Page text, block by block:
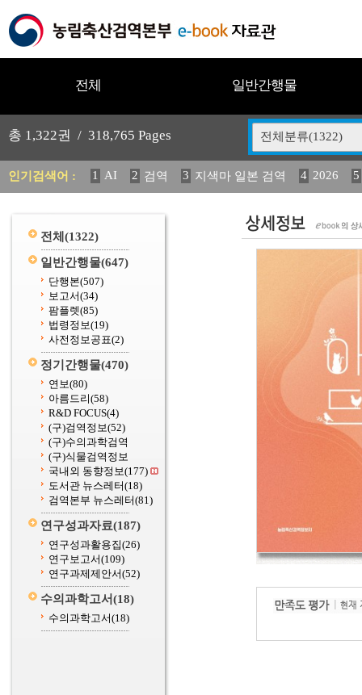
전체 일반간행물
총 1,322권 / 318,765 Pages 전체분류(1322)
인기검색어 : 1 AI 2 검역 3 지색마 일본 검역 4 2026
5
11 2025 12 중독성 식물 도감 13 (2013년도)
전체 (1322)
일반간행물(647)
단행본(507)
보고서(34)
팜플렛(85)
법령정보(19)
사전정보공표(2)
정기간행물(470)
연보(80)
아름드리(58)
R&D FOCUS(4)
(구)검역정보(52)
(구)수의과학검역
(구)식물검역정보
국내외 동향정보(177)
도서관 뉴스레터(18)
검역본부 뉴스레터(81)
연구성과자료(187)
연구성과활용집(26)
연구보고서(109)
연구과제제안서(52)
수의과학고서(18)
수의과학고서(18)